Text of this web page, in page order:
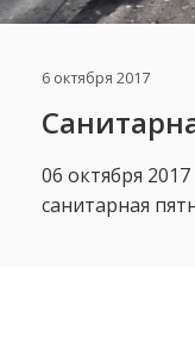
6 октября 2017
06 октября
санитарная